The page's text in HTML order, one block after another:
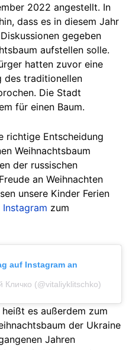
2022 angestellt. In
dass es in diesem Jahr
gegeben
aufstellen solle.
hatten zuvor eine
des traditionellen
Die Stadt
für einen Baum.
richtige Entscheidung
Weihnachtsbaum
der russischen
an Weihnachten
unsere Kinder Ferien
Instagram zum
auf Instagram an
Кличко (@vitaliyklitschko)
heißt es außerdem zum
der Ukraine
Jahren